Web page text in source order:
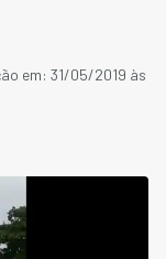
em: 31/05/2019 às